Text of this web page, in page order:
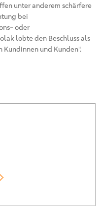
unter anderem schärfere
bei
oder
lobte den Beschluss als
und Kunden".